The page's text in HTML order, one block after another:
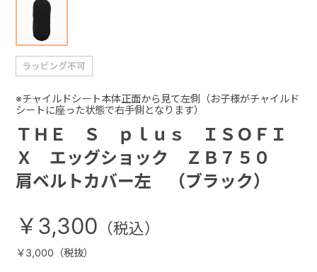
ＴＨＥ Ｓ ｐｌｕｓ ＩＳＯＦＩ
Ｘ エッグショック ＺＢ７５０
肩ベルトカバー左 （ブラック）
※チャイルドシート本体正面から見て左側（お子様がチャイルド
シートに座った状態で右手側となります）
￥3,300
￥3,000（税抜）